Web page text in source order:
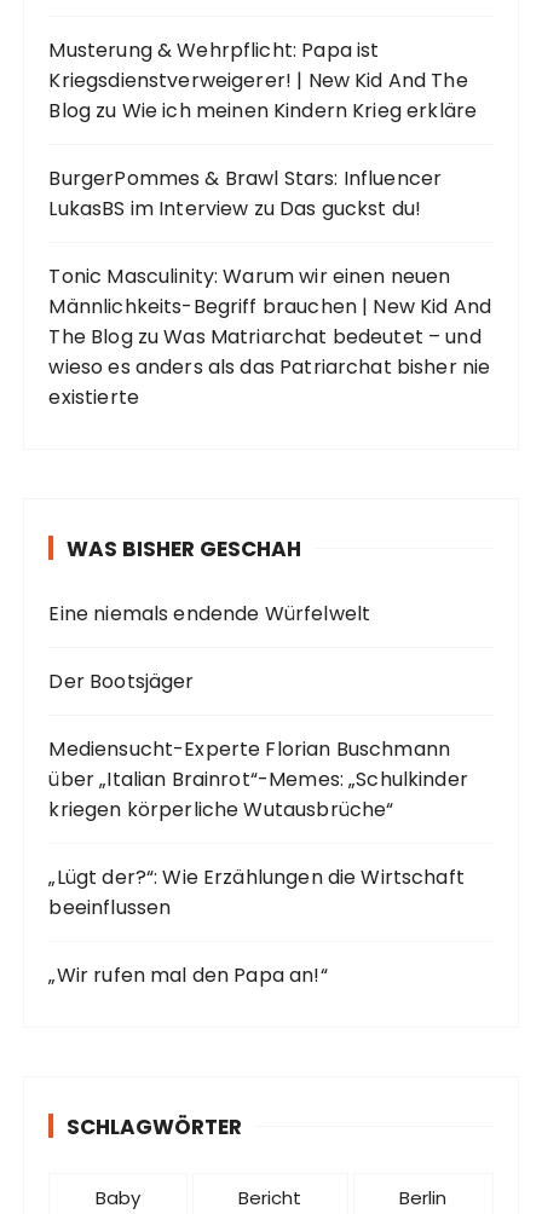
Musterung & Wehrpflicht: Papa ist
Kriegsdienstverweigerer! | New Kid And The
Blog zu Wie ich meinen Kindern Krieg erkläre
BurgerPommes & Brawl Stars: Influencer
LukasBS im Interview zu Das guckst du!
Tonic Masculinity: Warum wir einen neuen
Männlichkeits-Begriff brauchen | New Kid And
The BlogzuWas Matriarchat bedeutet – und
wieso es anders als das Patriarchat bisher nie
existierte
WAS BISHER GESCHAH
Eine niemals endende Würfelwelt
Der Bootsjäger
Mediensucht-Experte Florian Buschmann
über „Italian Brainrot“-Memes: „Schulkinder
kriegen körperliche Wutausbrüche“
„Lügt der?“: Wie Erzählungen die Wirtschaft
beeinflussen
„Wir rufen mal den Papa an!“
SCHLAGWÖRTER
Baby Bericht Berlin